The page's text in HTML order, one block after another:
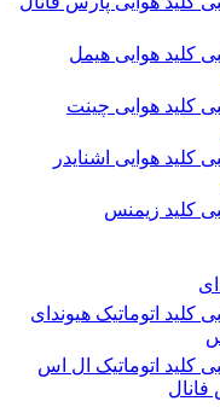
کلید هوایی هیمل
کلید هوایی چینت
کلید هوایی اشنایدر
کلید زیمنس
کلید اتوماتیک هیوندای
کلید اتوماتیک ال اس
فانال